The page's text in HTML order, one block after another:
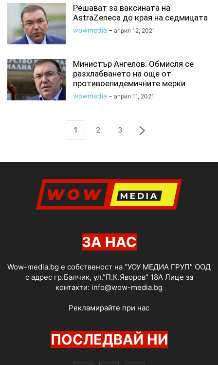
Решават за ваксината на
AstraZeneca до края на седмицата
wowmedia - април 12, 2021
Министър Ангелов: Обмисля се
разхлабването на още от
противоепидемичните мерки
wowmedia - април 11, 2021
1 2 3
ЗА НАС
Wow-media.bg е собственост на “УОУ МЕДИА ГРУП” ООД
с адрес гр.Балчик, ул.”П.К.Яворов” 18А Лице за
контакти: info@wow-media.bg
Рекламирайте при нас
ПОСЛЕДВАЙ НИ